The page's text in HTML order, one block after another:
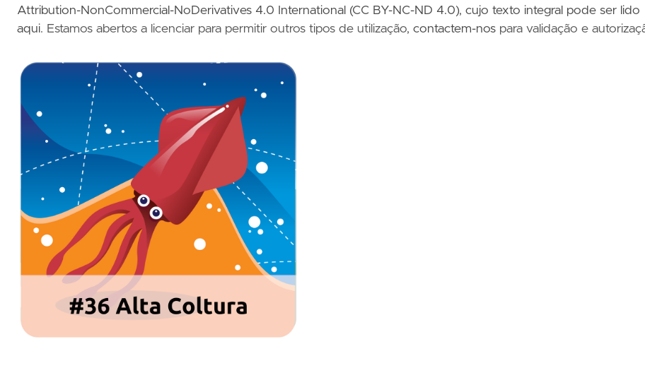
Attribution-NonCommercial-NoDerivatives 4.0 International (CC BY-NC-ND 4.0), cujo texto integral pode ser lido
aqui. Estamos abertos a licenciar para permitir outros tipos de utilização, contactem-nos para validação e